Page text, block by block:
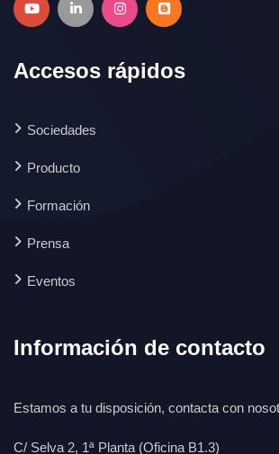
Accesos rápidos
Sociedades
Producto
Formación
Prensa
Eventos
Información de contacto
Estamos a tu disposición, contacta con
C/ Selva 2, 1ª Planta (Oficina B1.3)